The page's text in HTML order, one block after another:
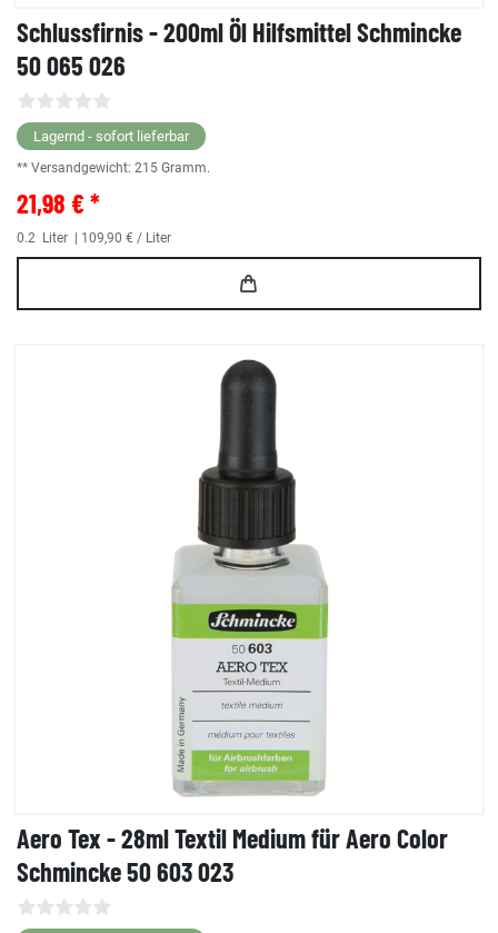
Schlussfirnis - 200ml Öl Hilfsmittel Schmincke
50 065 026
Lagernd - sofort lieferbar
** Versandgewicht: 215 Gramm.
21,98 € *
0.2 Liter | 109,90 € / Liter
Aero Tex - 28ml Textil Medium für Aero Color
Schmincke 50 603 023